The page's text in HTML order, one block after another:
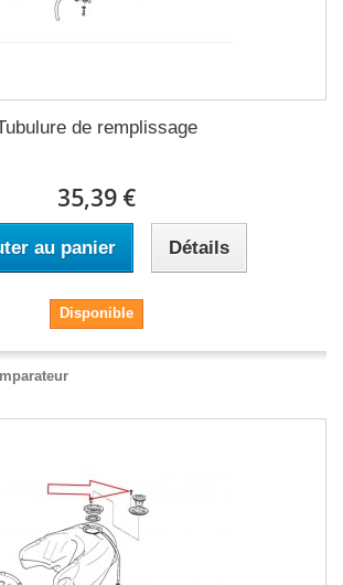
de remplissage
35,39 €
au panier Détails
Disponible